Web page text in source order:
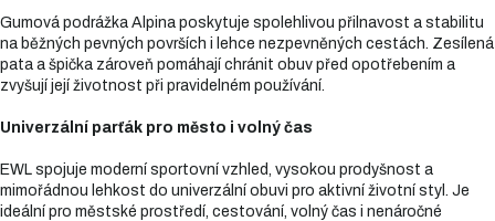
Gumová podrážka Alpina poskytuje spolehlivou přilnavost a stabilitu
na běžných pevných površích i lehce nezpevněných cestách. Zesílená
pata a špička zároveň pomáhají chránit obuv před opotřebením a
zvyšují její životnost při pravidelném používání.
Univerzální parťák pro město i volný čas
EWL spojuje moderní sportovní vzhled, vysokou prodyšnost a
mimořádnou lehkost do univerzální obuvi pro aktivní životní styl. Je
ideální pro městské prostředí, cestování, volný čas i nenáročné